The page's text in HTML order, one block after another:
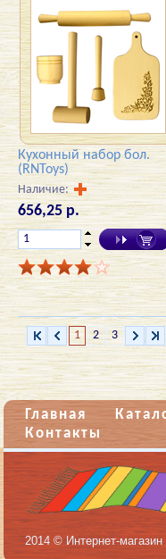
Кухонный набор бол.
(RNToys)
Наличие:
656,25 р.
1 2 3
Главная
Контакты
2014 © Интернет-